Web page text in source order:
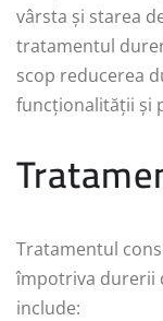
vârsta și starea
tratamentul
scop reducerea
funcționalității și
Tratamentul
împotriva durerii
include: